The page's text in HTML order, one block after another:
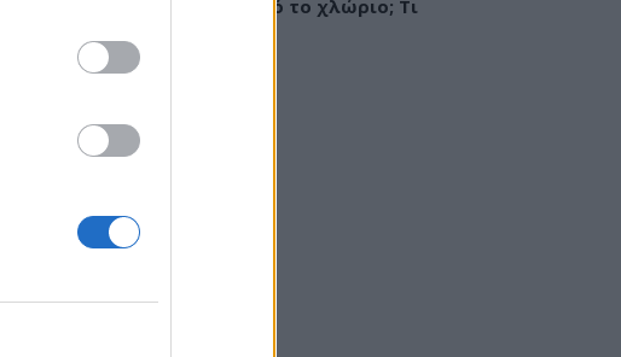
αλλεργία ή ερεθισμός από το χλώριο; Τι